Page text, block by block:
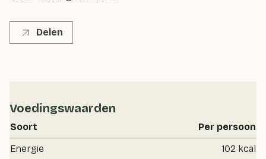
Delen
Voedingswaarden
Soort
Per persoon
Energie
102 kcal